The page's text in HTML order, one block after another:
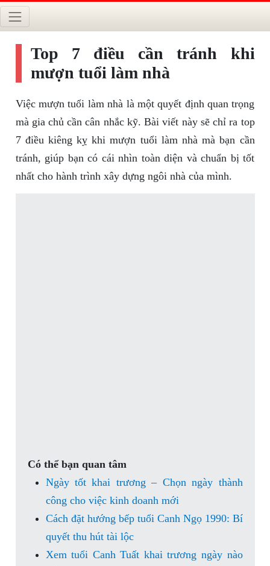
Top 7 điều cần tránh khi
mượn tuổi làm nhà
Việc mượn tuổi làm nhà là một quyết định quan trọng
mà gia chủ cần cân nhắc kỹ. Bài viết này sẽ chỉ ra top
7 điều kiêng kỵ khi mượn tuổi làm nhà mà bạn cần
tránh, giúp bạn có cái nhìn toàn diện và chuẩn bị tốt
nhất cho hành trình xây dựng ngôi nhà của mình.
Có thể bạn quan tâm
Ngày tốt khai trương – Chọn ngày thành
công cho việc kinh doanh mới
Cách đặt hướng bếp tuổi Canh Ngọ 1990: Bí
quyết thu hút tài lộc
Xem tuổi Canh Tuất khai trương ngày nào